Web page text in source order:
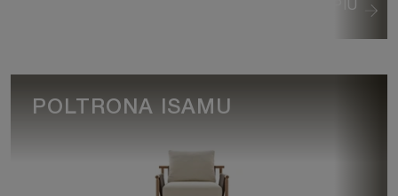
VEDI DI PIÙ
POLTRONA ISAMU